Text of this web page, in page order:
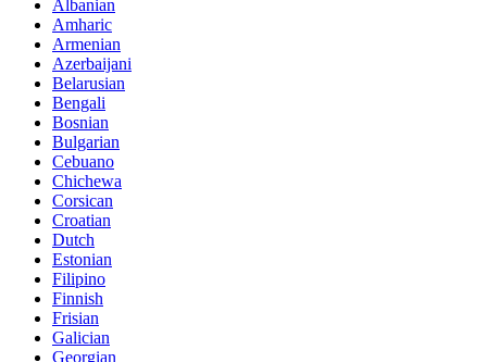
Albanian
Amharic
Armenian
Azerbaijani
Belarusian
Bengali
Bosnian
Bulgarian
Cebuano
Chichewa
Corsican
Croatian
Dutch
Estonian
Filipino
Finnish
Frisian
Galician
Georgian